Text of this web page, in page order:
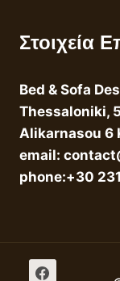
Στοιχεία
Bed & Sofa
Thessaloniki,
Alikarnasou 6
email:
phone:+30